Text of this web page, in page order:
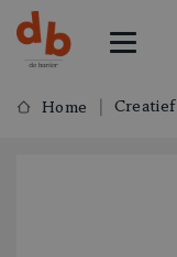
Home Creatief